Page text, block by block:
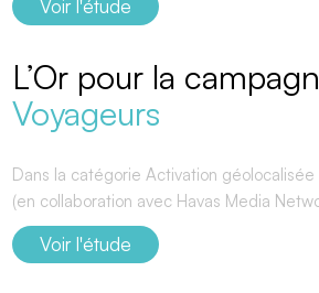
Voir l'étude
L’Or pour la
Voyageurs
Dans la catégorie Activation géolocalisée
(en collaboration avec Havas Media
Voir l'étude